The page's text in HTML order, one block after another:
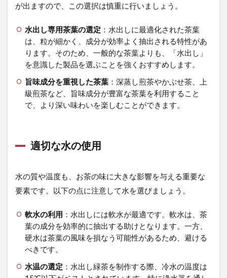
4.
敗
し
が
ち
な
出
し
緑
茶
り
方
策
4.1
時間
の調
整
4.2
水温
と水
が出ますので、この選択は慎重に行いましょう。
水出し専用茶葉の選定 ：水出しに最適化された茶葉
は、粒が細かく、成分が効率よく抽出される特性があ
ります。そのため、一般的な茶葉よりも、「水出し」
を意識した製品を選ぶことを強くおすすめします。
旨味成分を重視した茶葉：深蒸し煎茶やかぶせ茶、上
級煎茶など、旨味成分が豊富な茶葉を利用すること
で、より深い味わいを楽しむことができます。
適切な水の使用
水の質や温度も、お茶の味に大きな影響を与える重要な
要素です。以下の点に注意して水を選びましょう。
軟水の利用 ：水出しには軟水が最適です。軟水は、茶
葉の成分を効率的に抽出する助けとなります。一方、
硬水は茶葉の風味を損なう可能性があるため、避ける
べきです。
水温の選定 ：水出し緑茶を制作する際、冷水の温度は